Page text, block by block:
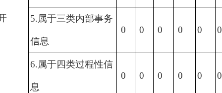
5.属于三类内部事务
信息
0 0 0 0 0 0
6.属于四类过程性信
息
0 0 0 0 0 0